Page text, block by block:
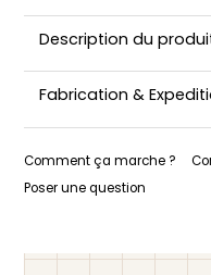
Description du
Fabrication &
soin puis expédié sous
papier peint est
Comment ça marche ?
Poser une question